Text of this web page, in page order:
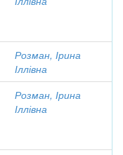
Розман, Ірина
Іллівна
Розман, Ірина
Іллівна